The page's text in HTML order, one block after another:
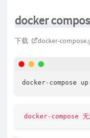
docker
下载 docker-
docker-compose
docker-compose 无